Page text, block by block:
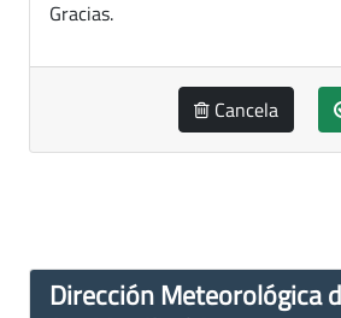
Gracias.
Cancela
Dirección Meteorológica